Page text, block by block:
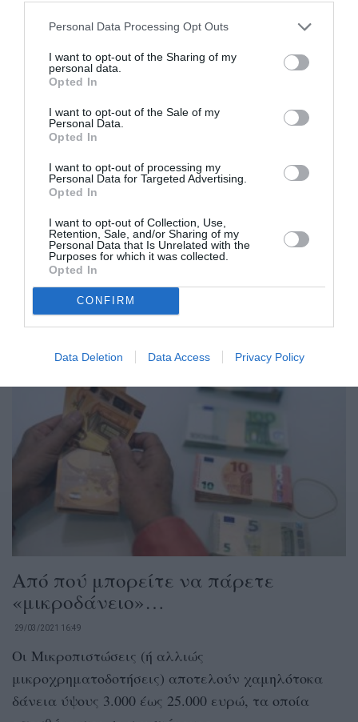
Personal Data Processing Opt Outs
I want to opt-out of the Sharing of my
personal data.
Opted In
I want to opt-out of the Sale of my
Personal Data.
Opted In
I want to opt-out of processing my
Personal Data for Targeted Advertising.
Opted In
I want to opt-out of Collection, Use,
Retention, Sale, and/or Sharing of my
Personal Data that Is Unrelated with the
Purposes for which it was collected.
Opted In
CONFIRM
Data Deletion Data Access Privacy Policy
25.000 ευρώ με επιδότηση επιτοκίου
18/01/2022 19:00
Χρηματοδοτικά μέσα περιλαμβάνει η νέα ΚΑΠ
2023-2027 προς τους αγρότες, με δυνατότητα
πρόσβασης σε δάνεια από 3.000 έως...
Από πού μπορείτε να πάρετε
«μικροδάνειο»…
29/03/2021 16:49
Οι Μικροπιστώσεις (ή αλλιώς
μικροχρηματοδοτήσεις) αποτελούν χαμηλότοκα
δάνεια ύψους 3.000 έως 25.000 ευρώ, τα οποία